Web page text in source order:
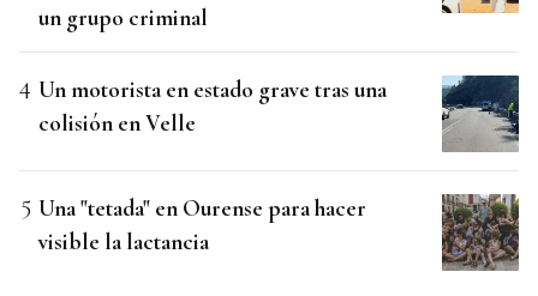
un grupo criminal
Un motorista en estado grave tras una
colisión en Velle
Una "tetada" en Ourense para hacer
visible la lactancia